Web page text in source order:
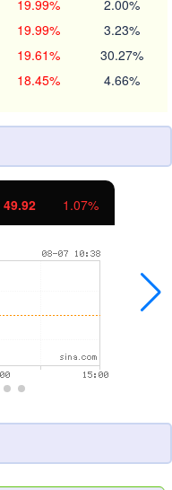
19.99% 2.00%
19.99% 3.23%
19.61% 30.27%
18.45% 4.66%
49.92 1.07%